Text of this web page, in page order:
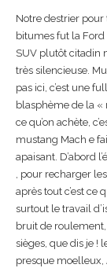
Notre destrier
bitumes fut la
SUV plutôt citadin
très silencieuse.
pas ici, c’est une
blasphème de la «
ce qu’on achète,
mustang Mach e
apaisant. D’abord
, pour recharger
après tout c’est ce
surtout le travail
bruit de roulement,
sièges, que dis je !
presque moelleux,